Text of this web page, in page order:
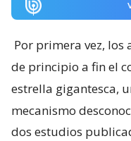
Por primera vez,
de principio a fin el
estrella gigantesca,
mecanismo
dos estudios